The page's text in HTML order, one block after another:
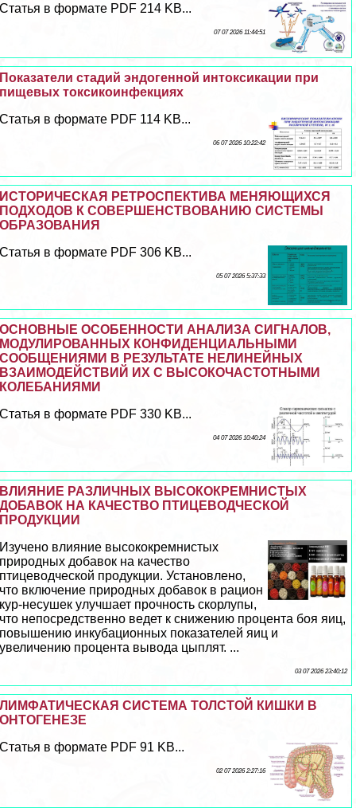
Статья в формате PDF 214 KB...
07 07 2026 11:44:51
Показатели стадий эндогенной интоксикации при
пищевых токсикоинфекциях
Статья в формате PDF 114 KB...
06 07 2026 10:22:42
ИСТОРИЧЕСКАЯ РЕТРОСПЕКТИВА МЕНЯЮЩИХСЯ
ПОДХОДОВ К СОВЕРШЕНСТВОВАНИЮ СИСТЕМЫ
ОБРАЗОВАНИЯ
Статья в формате PDF 306 KB...
05 07 2026 5:37:33
ОСНОВНЫЕ ОСОБЕННОСТИ АНАЛИЗА СИГНАЛОВ,
МОДУЛИРОВАННЫХ КОНФИДЕНЦИАЛЬНЫМИ
СООБЩЕНИЯМИ В РЕЗУЛЬТАТЕ НЕЛИНЕЙНЫХ
ВЗАИМОДЕЙСТВИЙ ИХ С ВЫСОКОЧАСТОТНЫМИ
КОЛЕБАНИЯМИ
Статья в формате PDF 330 KB...
04 07 2026 10:40:24
ВЛИЯНИЕ РАЗЛИЧНЫХ ВЫСОКОКРЕМНИСТЫХ
ДОБАВОК НА КАЧЕСТВО ПТИЦЕВОДЧЕСКОЙ
ПРОДУКЦИИ
Изучено влияние высококремнистых
природных добавок на качество
птицеводческой продукции. Установлено,
что включение природных добавок в рацион
кур-несушек улучшает прочность скорлупы,
что непосредственно ведет к снижению процента боя яиц,
повышению инкубационных показателей яиц и
увеличению процента вывода цыплят. ...
03 07 2026 23:40:12
ЛИМФАТИЧЕСКАЯ СИСТЕМА ТОЛСТОЙ КИШКИ В
ОНТОГЕНЕЗЕ
Статья в формате PDF 91 KB...
02 07 2026 2:27:16